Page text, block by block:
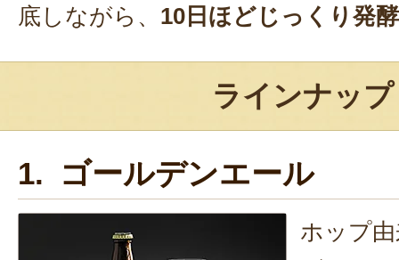
底しながら、 10日ほどじっくり発酵
ラインナップ
1. ゴールデンエール
ホップ